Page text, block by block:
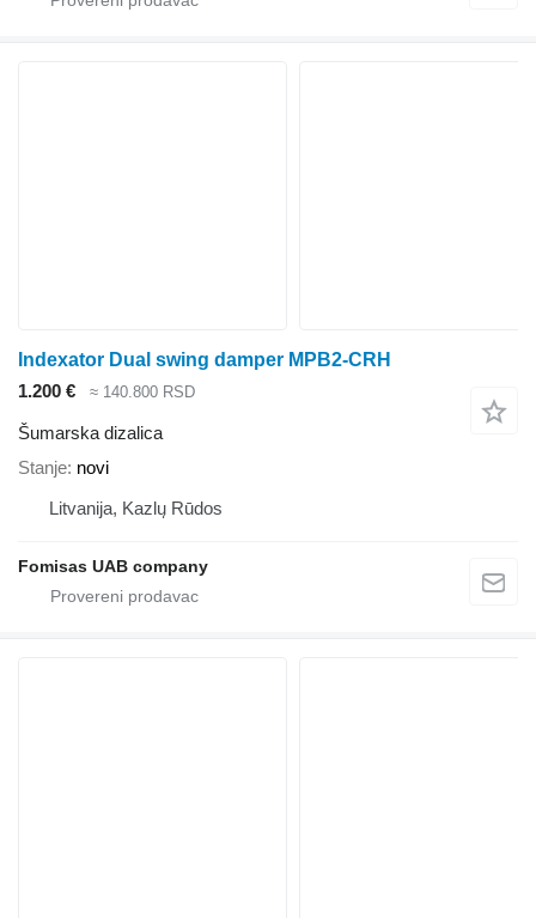
Indexator Dual swing damper MPB2-CRH
1.200 €
≈ 140.800 RSD
Šumarska dizalica
Stanje novi
Litvanija, Kazlų Rūdos
Fomisas UAB company